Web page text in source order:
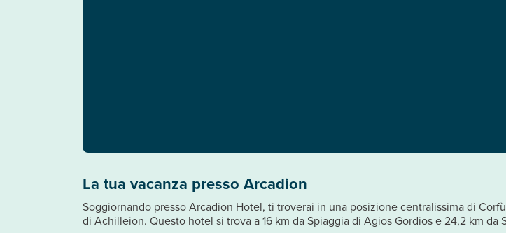
La tua vacanza presso Arcadion
Soggiornando presso Arcadion Hotel, ti troverai in una posizione centralissima di
di Achilleion. Questo hotel si trova a 16 km da Spiaggia di Agios Gordios e 24,2 km da